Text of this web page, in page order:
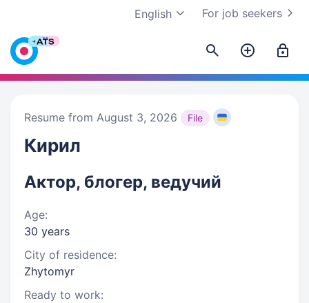
For job seekers
English
Resume from August 3, 2026 File
Кирил
Актор, блогер, ведучий
Age:
30 years
City of residence:
Zhytomyr
Ready to work: